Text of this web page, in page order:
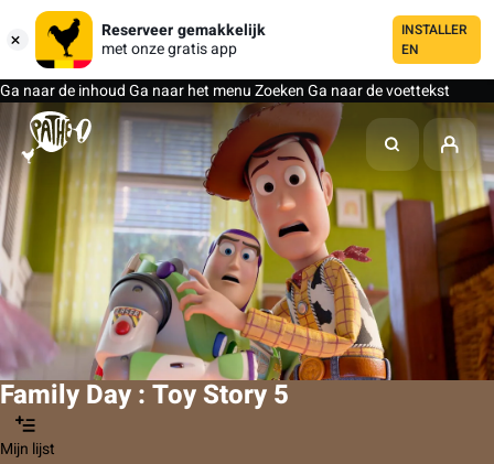
Reserveer gemakkelijk
met onze gratis app
INSTALLER
EN
Ga naar de inhoudGa naar het menuZoekenGa naar de voettekst
Family Day : Toy Story 5
Mijn lijst